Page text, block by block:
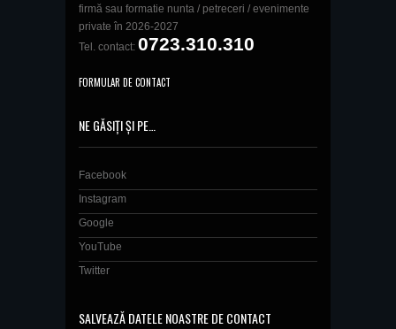
firmă sau formatie nunta / petreceri / evenimente
private în 2026-2027
Tel. contact: 0723.310.310
FORMULAR DE CONTACT
NE GĂSIȚI ȘI PE…
Facebook
Instagram
Google
YouTube
Twitter
SALVEAZĂ DATELE NOASTRE DE CONTACT